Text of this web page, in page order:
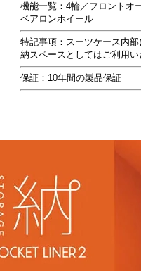
機能一覧：4輪／フロントオ
ベアロンホイール
特記事項：スーツケース内
納スペースとしてはご利用い
保証：10年間の製品保証